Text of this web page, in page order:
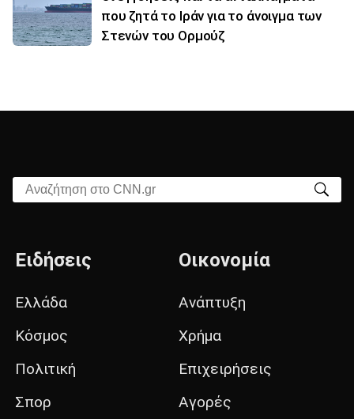
που ζητά το Ιράν για το άνοιγμα των
Στενών του Ορμούζ
Αναζήτηση στο CNN.gr
Ειδήσεις
Ελλάδα
Κόσμος
Πολιτική
Σπορ
Οικονομία
Ανάπτυξη
Χρήμα
Επιχειρήσεις
Αγορές